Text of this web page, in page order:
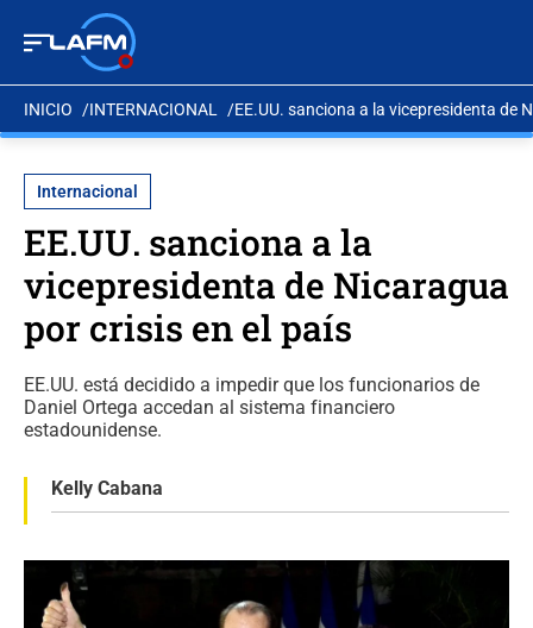
INICIO INTERNACIONAL EE.UU. sanciona a la vicepresidenta de
Internacional
EE.UU. sanciona a la
vicepresidenta de Nicaragua
por crisis en el país
EE.UU. está decidido a impedir que los funcionarios de
Daniel Ortega accedan al sistema financiero
estadounidense.
Kelly Cabana